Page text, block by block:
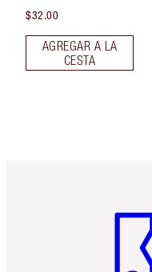
$32.00
AGREGAR A LA
CESTA